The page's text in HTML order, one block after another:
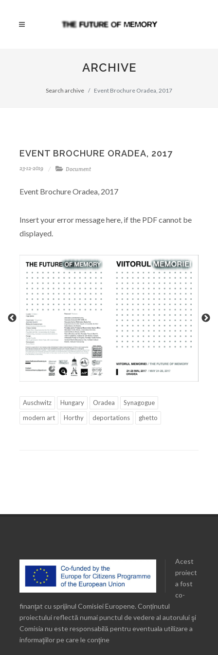
ARCHIVE
Search archive Event Brochure Oradea, 2017
EVENT BROCHURE ORADEA, 2017
23-12-2019 Document
Event Brochure Oradea, 2017
Insert your error message here, if the PDF cannot be
displayed.
Auschwitz Hungary Oradea
Synagogue
modern art
Horthy deportations ghetto
Acest
proiect
a fost
co-
finanţat cu sprijinul Comisiei Europene. Conținutul
proiectului reflectă numai punctul de vedere al autorului şi
Comisia nu este responsabilă pentru eventuala utilizare a
informaţiilor pe care le conţine